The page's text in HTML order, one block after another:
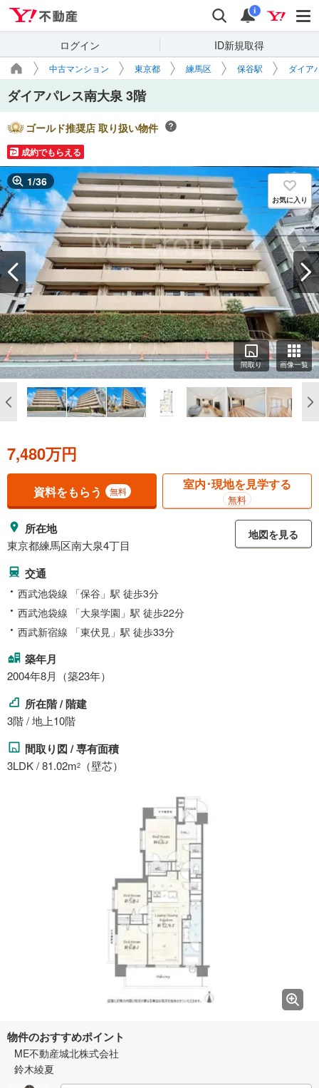
検索 通知
i
ログイン ID新規取得
中古マンション 東京都 練馬区 保谷駅 ダイア
ダイアパレス南大泉 3階
ゴールド推奨店 取り扱い物件
成約でもらえる
1/36
お気に入り
間取り 画像一覧
7,480万円
資料をもらう 無料 室内･現地を見学する
無料
所在地
東京都練馬区南大泉4丁目
地図を見る
交通
西武池袋線 「保谷」駅 徒歩3分
西武池袋線 「大泉学園」駅 徒歩22分
西武新宿線 「東伏見」駅 徒歩33分
築年月
2004年8月（築23年）
所在階 / 階建
3階 / 地上10階
間取り図 / 専有面積
3LDK / 81.02m2 （壁芯）
物件のおすすめポイント
ME不動産城北株式会社
鈴木綾夏